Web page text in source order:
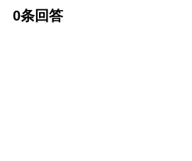
理预期，不能过于盲目地追
0条回答